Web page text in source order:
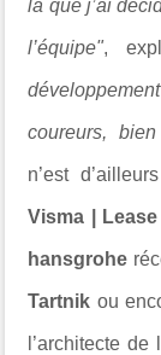
là que j’ai
l’équipe",
coureurs,
n’est
Visma |
hansgrohe
Tartnik ou
l’architecte